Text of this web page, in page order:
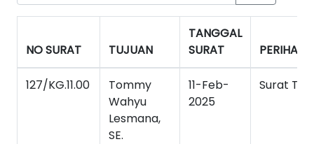
NO SURAT TUJUAN
TANGGAL
SURAT
PERIHAL
127/KG.11.00
Tommy
Wahyu
Lesmana,
SE.
11-Feb-
2025
Surat